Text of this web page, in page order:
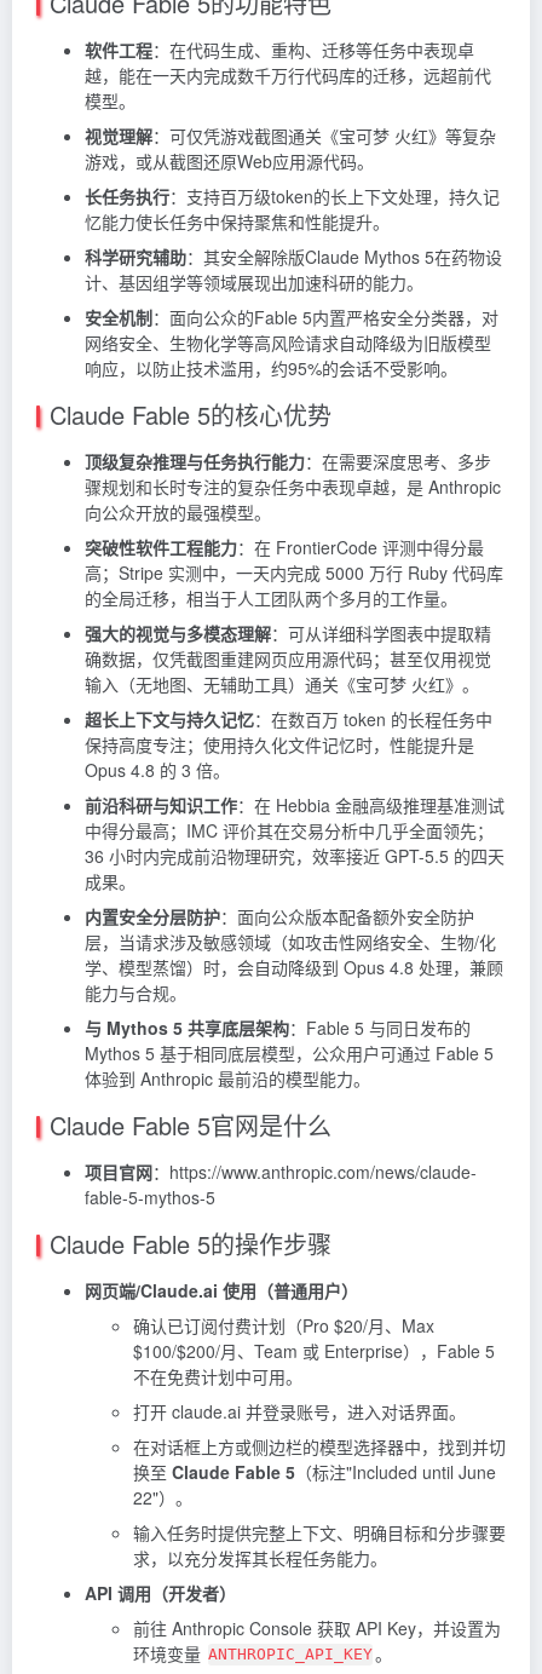
软件工程：在代码生成、重构、迁移等任务中表现卓
越，能在一天内完成数千万行代码库的迁移，远超前代
模型。
视觉理解：可仅凭游戏截图通关《宝可梦 火红》等复杂
游戏，或从截图还原Web应用源代码。
长任务执行：支持百万级token的长上下文处理，持久记
忆能力使长任务中保持聚焦和性能提升。
科学研究辅助：其安全解除版Claude Mythos 5在药物设
计、基因组学等领域展现出加速科研的能力。
安全机制：面向公众的Fable 5内置严格安全分类器，对
网络安全、生物化学等高风险请求自动降级为旧版模型
响应，以防止技术滥用，约95%的会话不受影响。
Claude Fable 5的核心优势
顶级复杂推理与任务执行能力：在需要深度思考、多步
骤规划和长时专注的复杂任务中表现卓越，是 Anthropic
向公众开放的最强模型。
突破性软件工程能力：在 FrontierCode 评测中得分最
高；Stripe 实测中，一天内完成 5000 万行 Ruby 代码库
的全局迁移，相当于人工团队两个多月的工作量。
强大的视觉与多模态理解：可从详细科学图表中提取精
确数据，仅凭截图重建网页应用源代码；甚至仅用视觉
输入（无地图、无辅助工具）通关《宝可梦 火红》。
超长上下文与持久记忆：在数百万 token 的长程任务中
保持高度专注；使用持久化文件记忆时，性能提升是
Opus 4.8 的 3 倍。
前沿科研与知识工作：在 Hebbia 金融高级推理基准测试
中得分最高；IMC 评价其在交易分析中几乎全面领先；
36 小时内完成前沿物理研究，效率接近 GPT-5.5 的四天
成果。
内置安全分层防护：面向公众版本配备额外安全防护
层，当请求涉及敏感领域（如攻击性网络安全、生物/化
学、模型蒸馏）时，会自动降级到 Opus 4.8 处理，兼顾
能力与合规。
与 Mythos 5 共享底层架构：Fable 5 与同日发布的
Mythos 5 基于相同底层模型，公众用户可通过 Fable 5
体验到 Anthropic 最前沿的模型能力。
Claude Fable 5官网是什么
项目官网：https://www.anthropic.com/news/claude-
fable-5-mythos-5
Claude Fable 5的操作步骤
网页端/Claude.ai 使用（普通用户）
确认已订阅付费计划（Pro $20/月、Max
$100/$200/月、Team 或 Enterprise），Fable 5
不在免费计划中可用。
打开 claude.ai 并登录账号，进入对话界面。
在对话框上方或侧边栏的模型选择器中，找到并切
换至 Claude Fable 5 （标注"Included until June
22"）。
输入任务时提供完整上下文、明确目标和分步骤要
求，以充分发挥其长程任务能力。
API 调用（开发者）
前往 Anthropic Console 获取 API Key，并设置为
环境变量 ANTHROPIC_API_KEY。